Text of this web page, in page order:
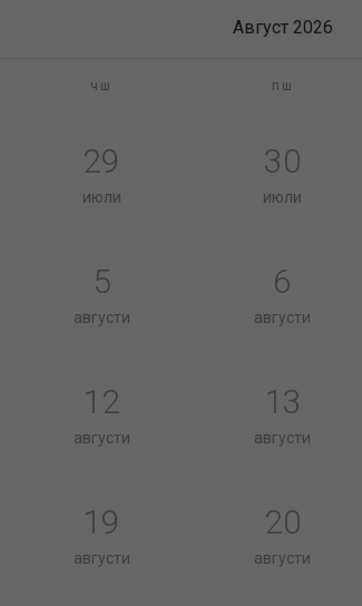
Август 2026
чш пш
29
июли
30
июли
5
августи
6
августи
12
августи
13
августи
19
августи
20
августи